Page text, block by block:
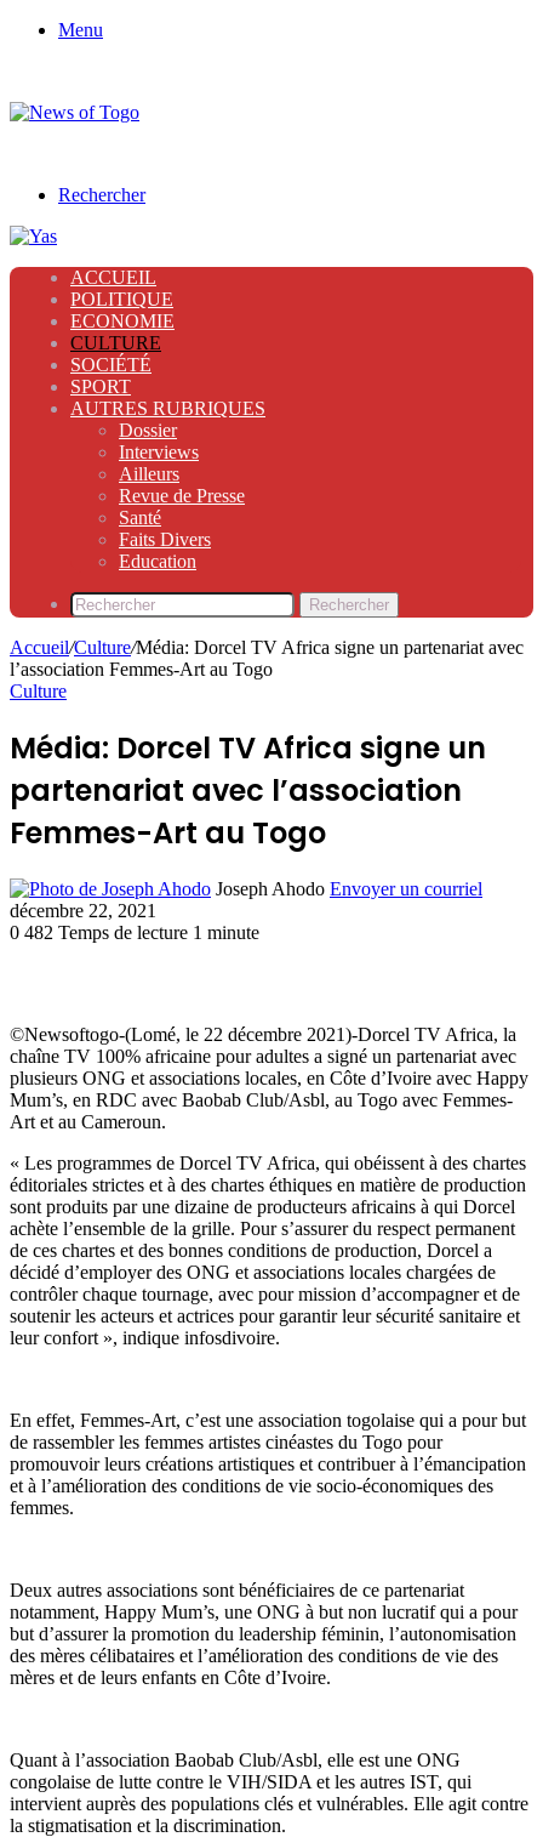
Menu
Rechercher
ACCUEIL
POLITIQUE
ECONOMIE
CULTURE
SOCIÉTÉ
SPORT
AUTRES RUBRIQUES
Dossier
Interviews
Ailleurs
Revue de Presse
Santé
Faits Divers
Education
Rechercher
Accueil/Culture/Média: Dorcel TV Africa signe un partenariat avec
l’association Femmes-Art au Togo
Culture
Média: Dorcel TV Africa signe un
partenariat avec l’association
Femmes-Art au Togo
Joseph Ahodo Envoyer un courriel
décembre 22, 2021
0 482 Temps de lecture 1 minute
©Newsoftogo-(Lomé, le 22 décembre 2021)-Dorcel TV Africa, la
chaîne TV 100% africaine pour adultes a signé un partenariat avec
plusieurs ONG et associations locales, en Côte d’Ivoire avec Happy
Mum’s, en RDC avec Baobab Club/Asbl, au Togo avec Femmes-
Art et au Cameroun.
« Les programmes de Dorcel TV Africa, qui obéissent à des chartes
éditoriales strictes et à des chartes éthiques en matière de production
sont produits par une dizaine de producteurs africains à qui Dorcel
achète l’ensemble de la grille. Pour s’assurer du respect permanent
de ces chartes et des bonnes conditions de production, Dorcel a
décidé d’employer des ONG et associations locales chargées de
contrôler chaque tournage, avec pour mission d’accompagner et de
soutenir les acteurs et actrices pour garantir leur sécurité sanitaire et
leur confort », indique infosdivoire.
En effet, Femmes-Art, c’est une association togolaise qui a pour but
de rassembler les femmes artistes cinéastes du Togo pour
promouvoir leurs créations artistiques et contribuer à l’émancipation
et à l’amélioration des conditions de vie socio-économiques des
femmes.
Deux autres associations sont bénéficiaires de ce partenariat
notamment, Happy Mum’s, une ONG à but non lucratif qui a pour
but d’assurer la promotion du leadership féminin, l’autonomisation
des mères célibataires et l’amélioration des conditions de vie des
mères et de leurs enfants en Côte d’Ivoire.
Quant à l’association Baobab Club/Asbl, elle est une ONG
congolaise de lutte contre le VIH/SIDA et les autres IST, qui
intervient auprès des populations clés et vulnérables. Elle agit contre
la stigmatisation et la discrimination.